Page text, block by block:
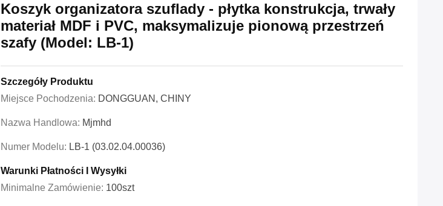
Koszyk organizatora szuflady - płytka konstrukcja, trwały
materiał MDF i PVC, maksymalizuje pionową przestrzeń
szafy (Model: LB-1)
Szczegóły Produktu
Miejsce Pochodzenia: DONGGUAN, CHINY
Nazwa Handlowa: Mjmhd
Numer Modelu: LB-1 (03.02.04.00036)
Warunki Płatności I Wysyłki
Minimalne Zamówienie: 100szt